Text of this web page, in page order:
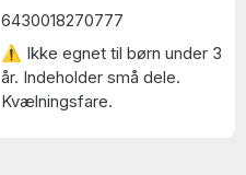
6430018270777
⚠ Ikke egnet til børn under 3
år. Indeholder små dele.
Kvælningsfare.